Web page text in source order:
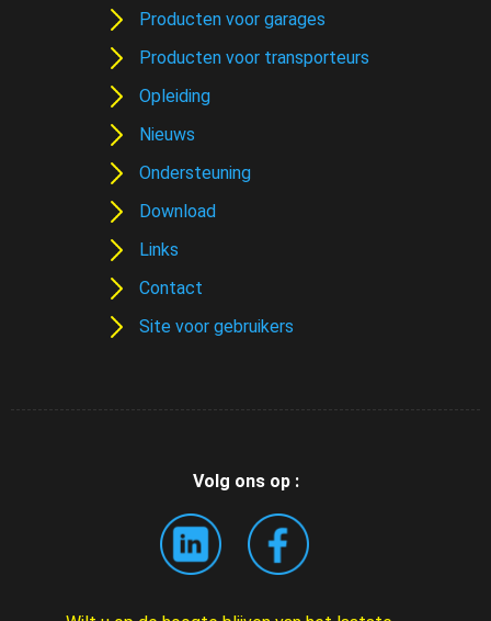
Producten voor garages
Producten voor transporteurs
Opleiding
Nieuws
Ondersteuning
Download
Links
Contact
Site voor gebruikers
Volg ons op :